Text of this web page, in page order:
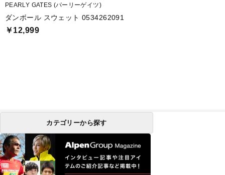
PEARLY GATES (パーリーゲイツ)
ダンボール スウェット 0534262091
￥12,999
カテゴリーから探す